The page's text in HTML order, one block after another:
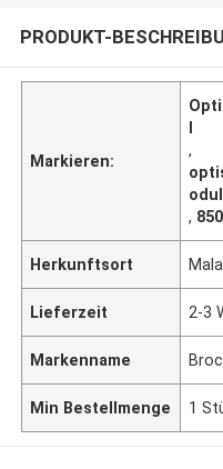
PRODUKT-
Markieren:
l
,
odul
,
Herkunftsort
Lieferzeit 2-3
Markenname
Min Bestellmenge 1